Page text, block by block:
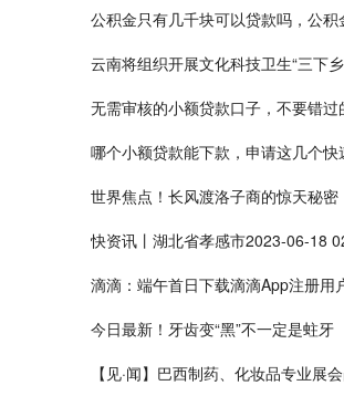
公积金只有几千块可以贷款吗，公
云南将组织开展文化科技卫生“三下
无需审核的小额贷款口子，不要错
哪个小额贷款能下款，申请这几个快
世界焦点！长风渡洛子商的惊天秘密
快资讯丨湖北省孝感市2023-06-18
滴滴：端午首日下载滴滴App注册用
今日最新！牙齿变“黑”不一定是蛀牙
【见·闻】巴西制药、化妆品专业展